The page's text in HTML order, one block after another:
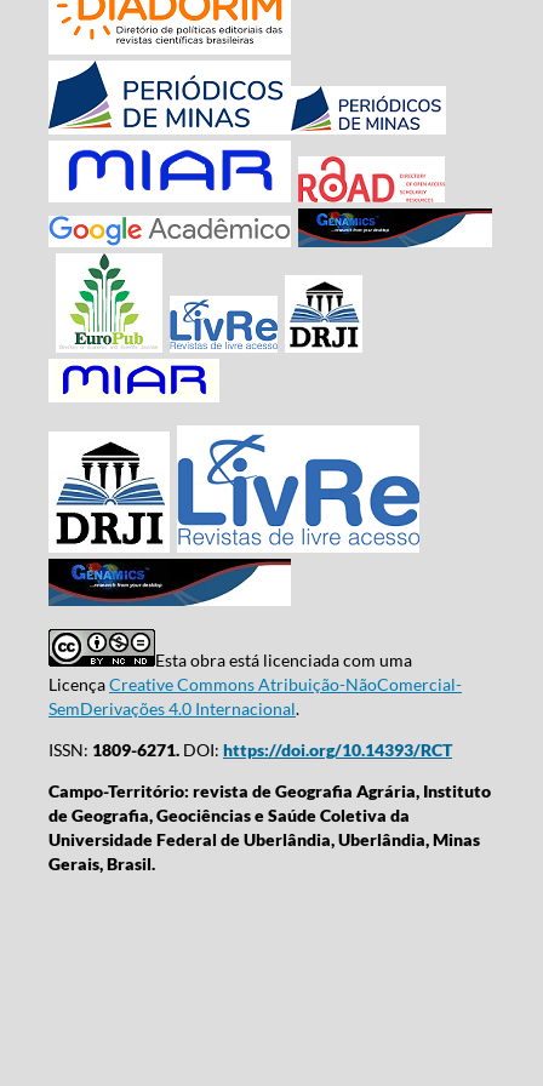
Esta obra está licenciada com uma
LicençaCreative Commons Atribuição-NãoComercial-
SemDerivações 4.0 Internacional.
ISSN: 1809-6271.DOI: https://doi.org/10.14393/RCT
Campo-Território: revista de Geografia Agrária, Instituto
de Geografia, Geociências e Saúde Coletiva da
Universidade Federal de Uberlândia, Uberlândia, Minas
Gerais, Brasil.